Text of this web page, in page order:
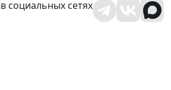
социальных сетях